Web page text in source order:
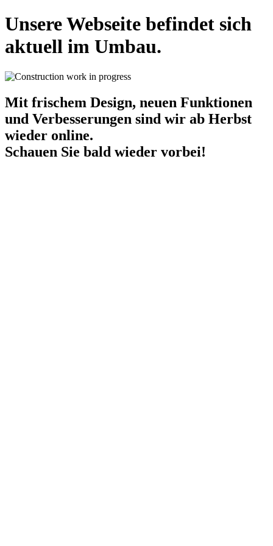
Unsere Webseite befindet sich
aktuell im Umbau.
Mit frischem Design, neuen Funktionen
und Verbesserungen sind wir ab Herbst
wieder online.
Schauen Sie bald wieder vorbei!